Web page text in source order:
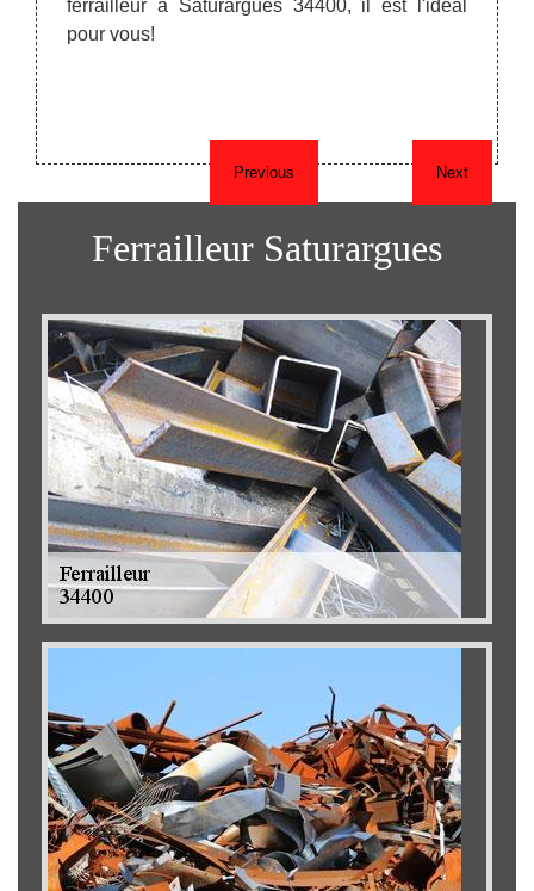
Previous
au
de
ferrailleur à Saturargues 34400, il est l'idéal
pour vous!
tout
Next
Ferrailleur Saturargues